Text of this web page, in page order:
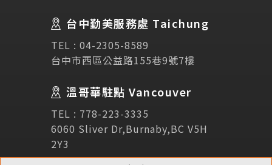
諮詢表單
立即諮詢
台中勤美服務處 Taichung
TEL : 04-2305-8589
台中市西區公益路155巷9號7樓
溫哥華駐點 Vancouver
TEL : 778-223-3335
6060 Sliver Dr,Burnaby,BC V5H
2Y3